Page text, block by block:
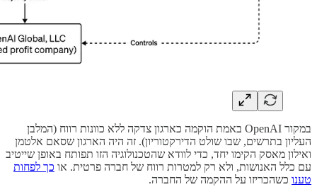
במקור OpenAI באמת הוקמה כארגון צדקה ללא כוונות רווח (המלבן
העליון בתרשים, שבו שולט הדירקטוריון). זה היה הארגון שסאם אלטמן
ואילון מאסק הקימו יחד, כדי לוודא שהטכנולוגיה הזו תפותח באופן שייטיב
עם כלל האנושות, ולא רק למטרות רווח של חברה פרטית. או כך לפחות
טענו כשהכריזו על ההקמה של החברה.